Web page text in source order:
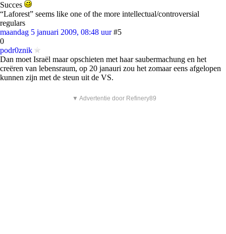
Succes
“Laforest” seems like one of the more intellectual/controversial
regulars
maandag 5 januari 2009, 08:48 uur #5
0
podr0znik
Dan moet Israël maar opschieten met haar saubermachung en het
creëren van lebensraum, op 20 janauri zou het zomaar eens afgelopen
kunnen zijn met de steun uit de VS.
▼ Advertentie door Refinery89